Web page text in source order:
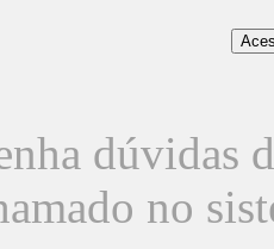
dúvidas
no